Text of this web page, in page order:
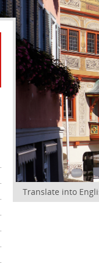
Translate into